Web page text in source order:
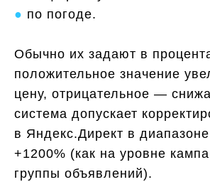
● по погоде.
Обычно их задают в
положительное значение
цену, отрицательное —
система допускает
в Яндекс.Директ в
+1200% (как на уровне
группы объявлений).